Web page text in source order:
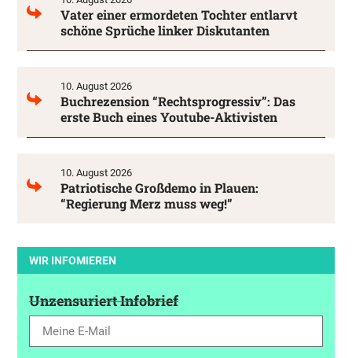
Vater einer ermordeten Tochter entlarvt
schöne Sprüche linker Diskutanten
10. August 2026
Buchrezension “Rechtsprogressiv”: Das
erste Buch eines Youtube-Aktivisten
10. August 2026
Patriotische Großdemo in Plauen:
“Regierung Merz muss weg!”
WIR INFOMIEREN
Unzensuriert Infobrief